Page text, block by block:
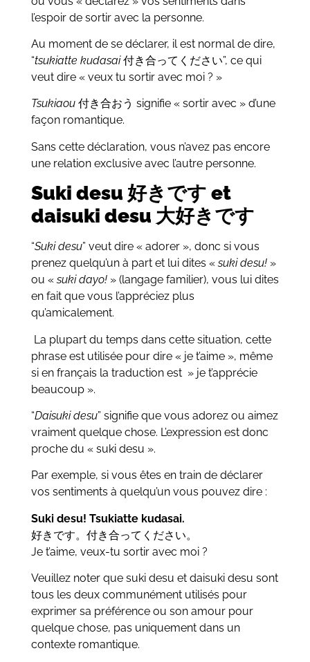
l’espoir de sortir avec la personne.
Au moment de se déclarer, il est normal de dire,
“tsukiatte kudasai 付き合ってください”, ce qui
veut dire « veux tu sortir avec moi ? »
Tsukiaou付き合おう signifie « sortir avec » d’une
façon romantique.
Sans cette déclaration, vous n’avez pas encore
une relation exclusive avec l’autre personne.
Suki desu 好きです et
daisuki desu 大好きです
“Suki desu” veut dire « adorer », donc si vous
prenez quelqu’un à part et lui dites «suki desu!»
ou «suki dayo!» (langage familier), vous lui dites
en fait que vous l’appréciez plus
qu’amicalement.
La plupart du temps dans cette situation, cette
phrase est utilisée pour dire « je t’aime », même
si en français la traduction est » je t’apprécie
beaucoup ».
“Daisuki desu” signifie que vous adorez ou aimez
vraiment quelque chose. L’expression est donc
proche du « suki desu ».
Par exemple, si vous êtes en train de déclarer
vos sentiments à quelqu’un vous pouvez dire :
Suki desu! Tsukiatte kudasai.
好きです。付き合ってください。
Je t’aime, veux-tu sortir avec moi ?
Veuillez noter que suki desu et daisuki desu sont
tous les deux communément utilisés pour
exprimer sa préférence ou son amour pour
quelque chose, pas uniquement dans un
contexte romantique.